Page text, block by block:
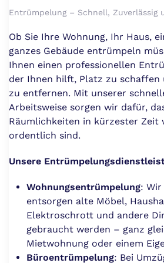
Entrümpelung – Schnell, Zuverlässig
Ob Sie Ihre Wohnung, Ihr Haus,
ganzes Gebäude entrümpeln
Ihnen einen professionellen
der Ihnen hilft, Platz zu schaffen
zu entfernen. Mit unserer
Arbeitsweise sorgen wir dafür,
Räumlichkeiten in kürzester Zeit
ordentlich sind.
Unsere
Wohnungsentrümpelung:
entsorgen alte Möbel,
Elektroschrott und andere
gebraucht werden – ganz
Mietwohnung oder einem
Büroentrümpelung: Bei